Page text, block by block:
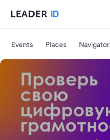
Events Places Navigator